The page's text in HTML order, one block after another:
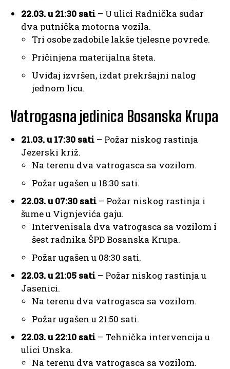
22.03. u 21:30 sati – U ulici Radnička sudar
dva putnička motorna vozila.
Tri osobe zadobile lakše tjelesne povrede.
Pričinjena materijalna šteta.
Uviđaj izvršen, izdat prekršajni nalog
jednom licu.
Vatrogasna jedinica Bosanska Krupa
21.03. u 17:30 sati – Požar niskog rastinja
Jezerski križ.
Na terenu dva vatrogasca sa vozilom.
Požar ugašen u 18:30 sati.
22.03. u 07:30 sati – Požar niskog rastinja i
šume u Vignjevića gaju.
Intervenisala dva vatrogasca sa vozilom i
šest radnika ŠPD Bosanska Krupa.
Požar ugašen u 08:30 sati.
22.03. u 21:05 sati – Požar niskog rastinja u
Jasenici.
Na terenu dva vatrogasca sa vozilom.
Požar ugašen u 21:50 sati.
22.03. u 22:10 sati – Tehnička intervencija u
ulici Unska.
Na terenu dva vatrogasca sa vozilom.